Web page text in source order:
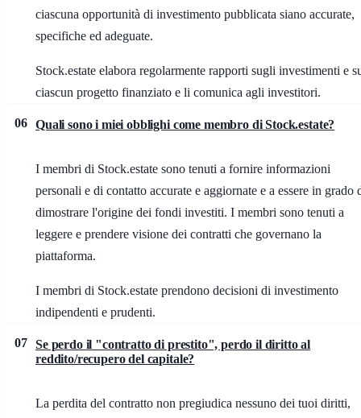
ciascuna opportunità di investimento pubblicata siano accurate,
specifiche ed adeguate.
Stock.estate elabora regolarmente rapporti sugli investimenti e
ciascun progetto finanziato e li comunica agli investitori.
06 Quali sono i miei obblighi come membro di Stock.estate?
I membri di Stock.estate sono tenuti a fornire informazioni
personali e di contatto accurate e aggiornate e a essere in grado
dimostrare l'origine dei fondi investiti. I membri sono tenuti a
leggere e prendere visione dei contratti che governano la
piattaforma.
I membri di Stock.estate prendono decisioni di investimento
indipendenti e prudenti.
07 Se perdo il "contratto di prestito", perdo il diritto al
reddito/recupero del capitale?
La perdita del contratto non pregiudica nessuno dei tuoi diritti,